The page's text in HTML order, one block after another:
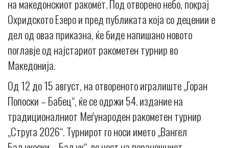
на македонскиот ракомет. Под отворено небо, покрај
Охридското Езеро и пред публиката која со децении е
дел од оваа приказна, ќе биде напишано новото
поглавје од најстариот ракометен турнир во
Македонија.
Од 12 до 15 август, на отвореното игралиште „Горан
Попоски – Бабец“, ќе се одржи 54. издание на
традиционалниот Меѓународен ракометен турнир
„Струга 2026“. Турнирот го носи името „Вангел